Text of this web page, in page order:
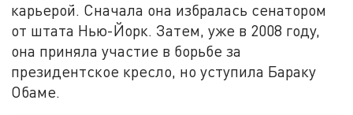
карьерой. Сначала она избралась сенатором
от штата Нью-Йорк. Затем, уже в 2008 году,
она приняла участие в борьбе за
президентское кресло, но уступила Бараку
Обаме.